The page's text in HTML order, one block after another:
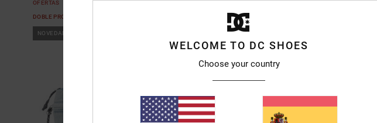
OFERTAS
DOBLE PROMO -25% EXTRA
OFERTAS
DOBLE PROMO -25% EXTRA
NOVEDAD NOVEDAD
WELCOME TO DC SHOES
Choose your country